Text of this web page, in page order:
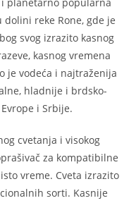
reke Rone, gde je
svog izrazito kasnog
kasnog vremena
je vodeća i najtraženija
hladnije i brdsko-
i Srbije.
cvetanja i visokog
za kompatibilne
vreme. Cveta izrazito
sorti. Kasnije